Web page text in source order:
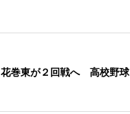
花巻東が２回戦へ 高校野球